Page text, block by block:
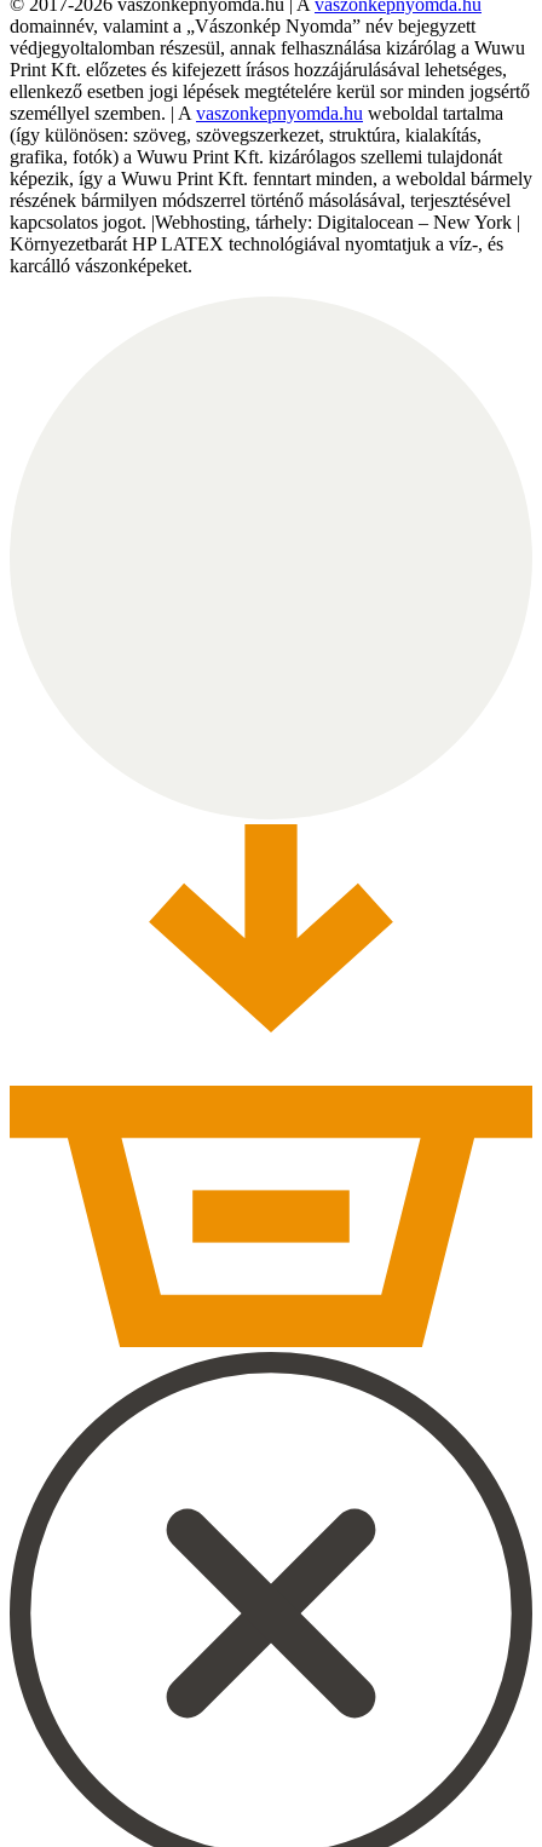
© 2017-2026 vaszonkepnyomda.hu | A vaszonkepnyomda.hu
domainnév, valamint a „Vászonkép Nyomda” név bejegyzett
védjegyoltalomban részesül, annak felhasználása kizárólag a Wuwu
Print Kft. előzetes és kifejezett írásos hozzájárulásával lehetséges,
ellenkező esetben jogi lépések megtételére kerül sor minden jogsértő
személlyel szemben. | A vaszonkepnyomda.hu weboldal tartalma
(így különösen: szöveg, szövegszerkezet, struktúra, kialakítás,
grafika, fotók) a Wuwu Print Kft. kizárólagos szellemi tulajdonát
képezik, így a Wuwu Print Kft. fenntart minden, a weboldal bármely
részének bármilyen módszerrel történő másolásával, terjesztésével
kapcsolatos jogot. |Webhosting, tárhely: Digitalocean – New York |
Környezetbarát HP LATEX technológiával nyomtatjuk a víz-, és
karcálló vászonképeket.